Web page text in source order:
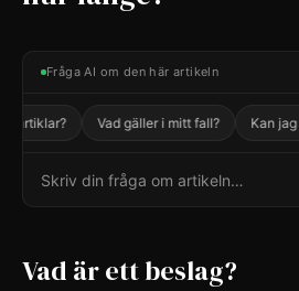
Fråga AI om den här artikeln
artiklar? Vad gäller i mitt fall? Kan jag
Vad är ett beslag?